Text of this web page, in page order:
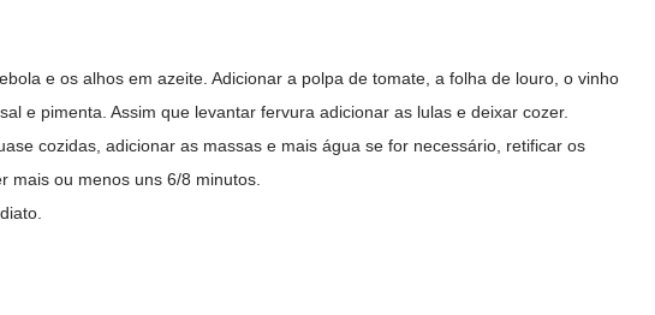
e os alhos em azeite. Adicionar a polpa de tomate, a folha de louro, o vinho
e pimenta. Assim que levantar fervura adicionar as lulas e deixar cozer.
cozidas, adicionar as massas e mais água se for necessário, retificar os
mais ou menos uns 6/8 minutos.